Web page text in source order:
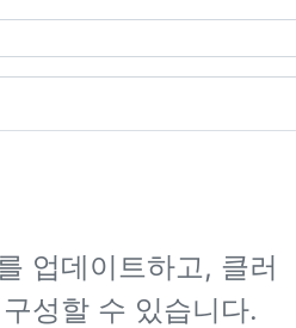
업데이트하고, 클러
성할 수 있습니다.